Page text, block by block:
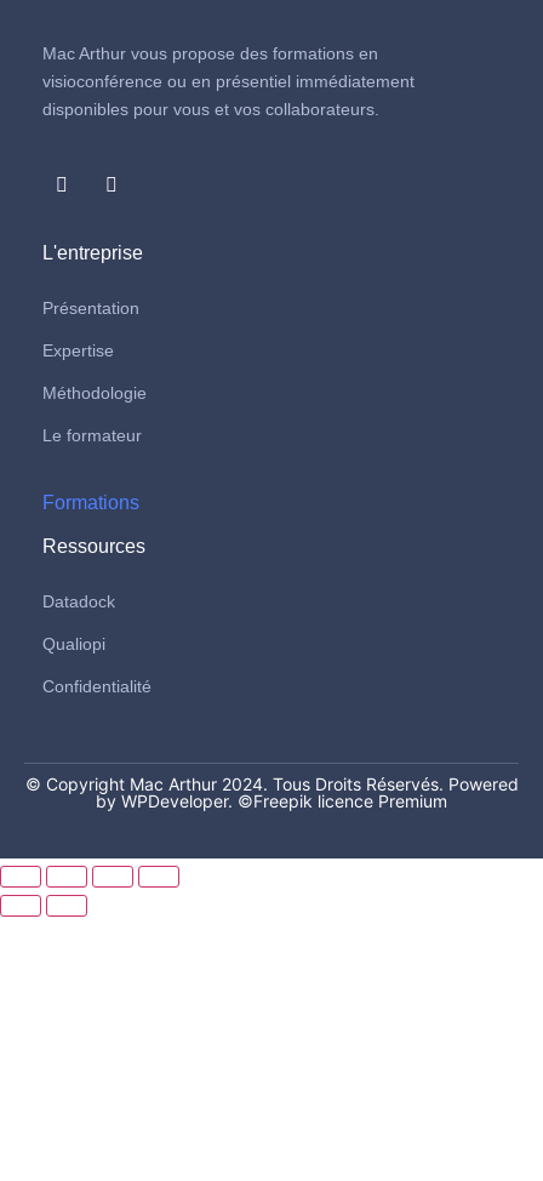
Mac Arthur vous propose des formations en
visioconférence ou en présentiel immédiatement
disponibles pour vous et vos collaborateurs.
L'entreprise
Présentation
Expertise
Méthodologie
Le formateur
Formations
Ressources
Datadock
Qualiopi
Confidentialité
© Copyright Mac Arthur 2024. Tous Droits Réservés. Powered
by WPDeveloper. ©Freepik licence Premium